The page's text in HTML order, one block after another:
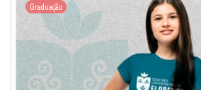
Graduação